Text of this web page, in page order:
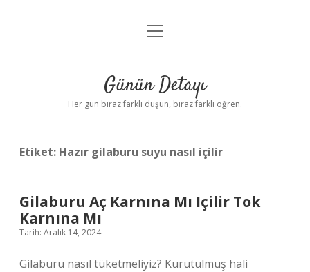
Anasayfa
Yasal Uyarı
menüyü
Günün Detayı
Her gün biraz farklı düşün, biraz farklı öğren.
Etiket: Hazır gilaburu suyu nasıl içilir
Gilaburu Aç Karnına Mı Içilir Tok
Karnına Mı
Tarih: Aralık 14, 2024
Gilaburu nasıl tüketmeliyiz? Kurutulmuş hali